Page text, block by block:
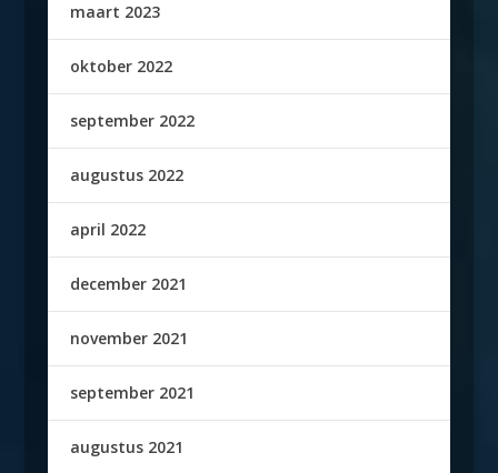
maart 2023
oktober 2022
september 2022
augustus 2022
april 2022
december 2021
november 2021
september 2021
augustus 2021